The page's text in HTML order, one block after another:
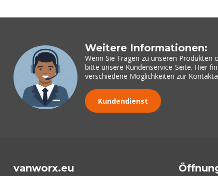
Weitere Informationen:
Wenn Sie Fragen zu unseren Produkten
bitte unsere Kundenservice-Seite. Hier
verschiedene Möglichkeiten zur
Kundendienst
vanworx.eu